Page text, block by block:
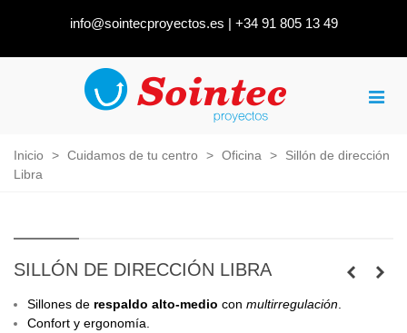
info@sointecproyectos.es | +34 91 805 13 49
Inicio > Cuidamos de tu centro > Oficina >
Sillón de dirección
Libra
SILLÓN DE DIRECCIÓN LIBRA
Sillones de respaldo alto-medio con multirregulación
Confort y ergonomía.